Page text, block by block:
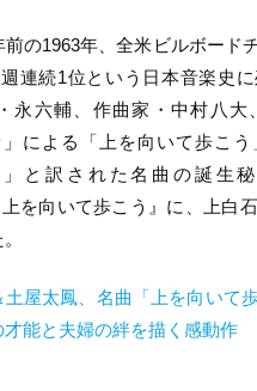
前の1963年、全米ビルボード
連続1位という日本音楽史
永六輔、作曲家・中村八大
」による「上を向いて歩こ
」と訳された名曲の誕生
上を向いて歩こう』に、上白
土屋太鳳、名曲「上を向いて
能と夫婦の絆を描く感動作